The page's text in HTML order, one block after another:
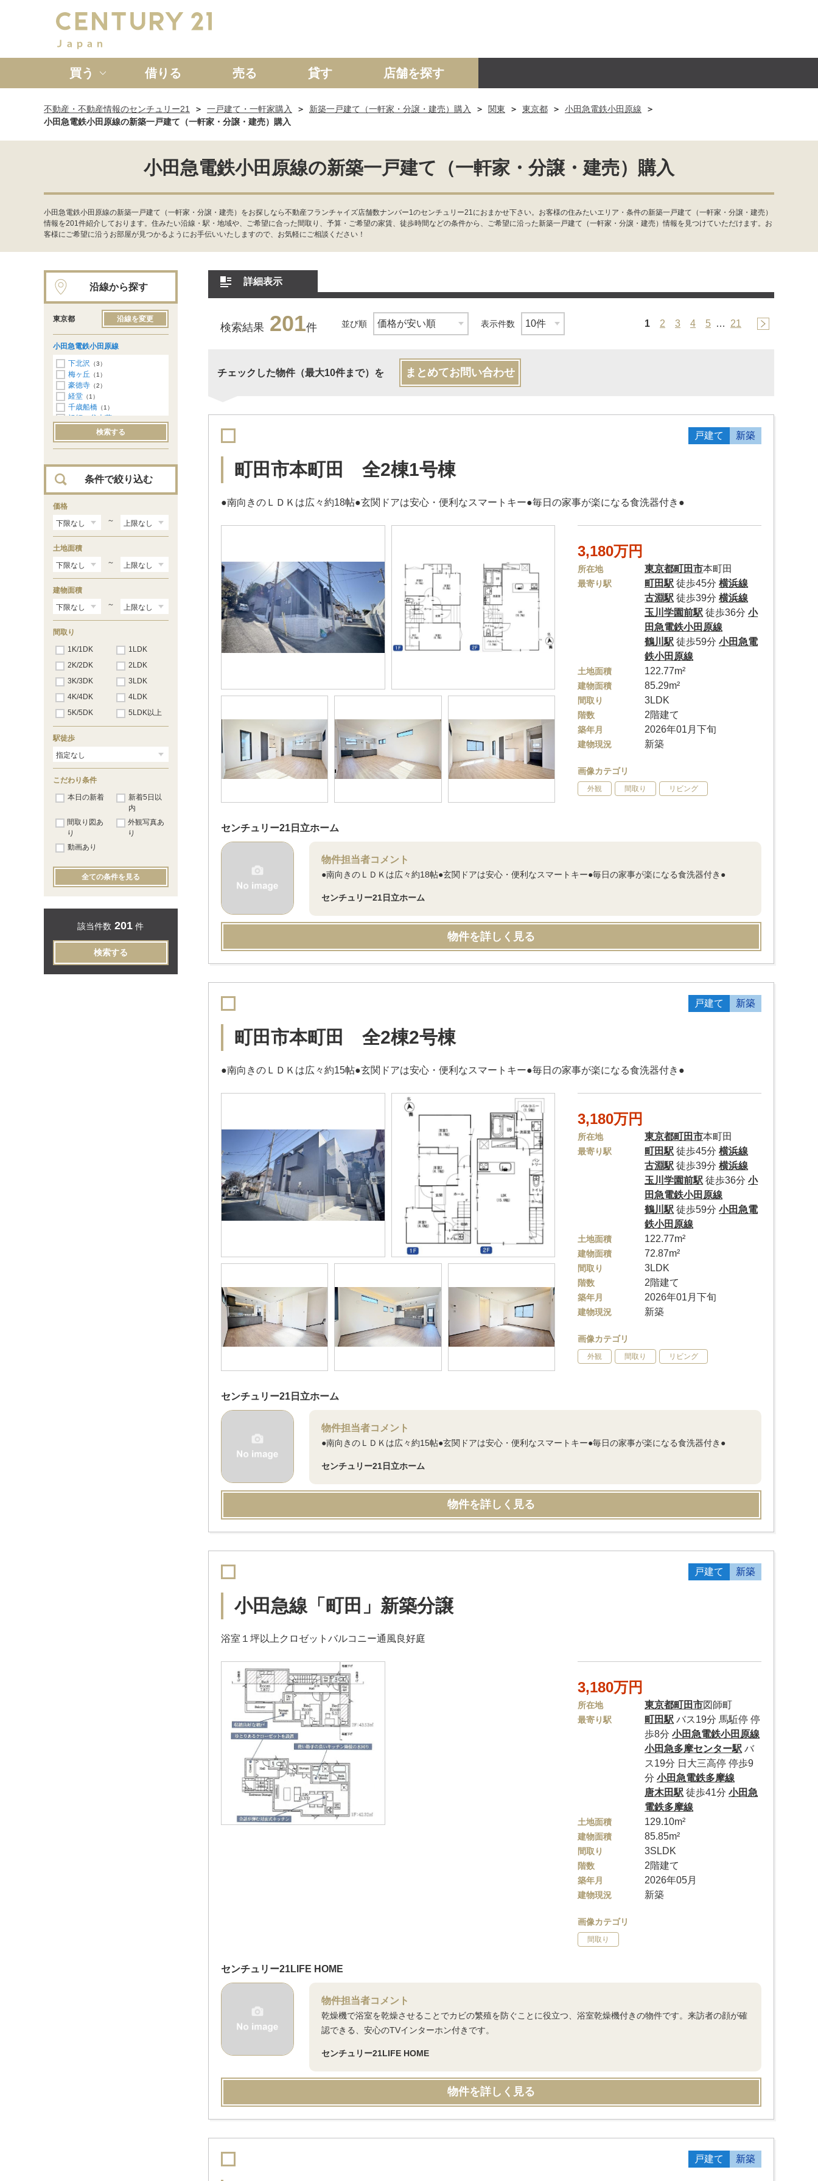
買う
新築一戸建て 中古一戸建て マンション 土地 事業投資用
借りる 売る 貸す 店舗を探す
不動産・不動産情報のセンチュリー21 一戸建て・一軒家購入 新築一戸建て（一軒家・分譲・建売）購入 関東 東京都
小田急電鉄小田原線
小田急電鉄小田原線の新築一戸建て（一軒家・分譲・建売）購入
小田急電鉄小田原線の新築一戸建て（一軒家・分譲・建売）購入
小田急電鉄小田原線の新築一戸建て（一軒家・分譲・建売）をお探しなら不動産フランチャイズ店舗数ナンバー1のセンチュリー21におまかせ下さい。お客様の住みたいエリア・条件の新築一戸建て（一軒家・分譲・建売）
情報を201件紹介しております。住みたい沿線・駅・地域や、ご希望に合った間取り、予算・ご希望の家賃、徒歩時間などの条件から、ご希望に沿った新築一戸建て（一軒家・分譲・建売）情報を見つけていただけます。お
客様にご希望に沿うお部屋が見つかるようにお手伝いいたしますので、お気軽にご相談ください！
詳細表示
検索結果 201件 並び順 表示件数 1 2 3 4 5 … 21
チェックした物件（最大10件まで）を まとめてお問い合わせ
戸建て 新築
町田市本町田 全2棟1号棟
●南向きのＬＤＫは広々約18帖●玄関ドアは安心・便利なスマートキー●毎日の家事が楽になる食洗器付き●
3,180万円
所在地 東京都町田市本町田
最寄り駅 町田駅 徒歩45分横浜線
古淵駅 徒歩39分横浜線
玉川学園前駅 徒歩36分小
田急電鉄小田原線
鶴川駅 徒歩59分小田急電
鉄小田原線
土地面積 122.77m²
建物面積 85.29m²
間取り 3LDK
階数 2階建て
築年月 2026年01月下旬
建物現況 新築
画像カテゴリ
外観 間取り リビング
センチュリー21日立ホーム
物件担当者コメント
●南向きのＬＤＫは広々約18帖●玄関ドアは安心・便利なスマートキー●毎日の家事が楽になる食洗器付き●
センチュリー21日立ホーム
物件を詳しく見る
戸建て 新築
町田市本町田 全2棟2号棟
●南向きのＬＤＫは広々約15帖●玄関ドアは安心・便利なスマートキー●毎日の家事が楽になる食洗器付き●
3,180万円
所在地 東京都町田市本町田
最寄り駅 町田駅 徒歩45分横浜線
古淵駅 徒歩39分横浜線
玉川学園前駅 徒歩36分小
田急電鉄小田原線
鶴川駅 徒歩59分小田急電
鉄小田原線
土地面積 122.77m²
建物面積 72.87m²
間取り 3LDK
階数 2階建て
築年月 2026年01月下旬
建物現況 新築
画像カテゴリ
外観 間取り リビング
センチュリー21日立ホーム
物件担当者コメント
●南向きのＬＤＫは広々約15帖●玄関ドアは安心・便利なスマートキー●毎日の家事が楽になる食洗器付き●
センチュリー21日立ホーム
物件を詳しく見る
戸建て 新築
小田急線「町田」新築分譲
浴室１坪以上クロゼットバルコニー通風良好庭
3,180万円
所在地 東京都町田市図師町
最寄り駅 町田駅 バス19分 馬駈停 停
歩8分小田急電鉄小田原線
小田急多摩センター駅 バ
ス19分 日大三高停 停歩9
分小田急電鉄多摩線
唐木田駅 徒歩41分小田急
電鉄多摩線
土地面積 129.10m²
建物面積 85.85m²
間取り 3SLDK
階数 2階建て
築年月 2026年05月
建物現況 新築
画像カテゴリ
間取り
センチュリー21LIFE HOME
物件担当者コメント
乾燥機で浴室を乾燥させることでカビの繁殖を防ぐことに役立つ、浴室乾燥機付きの物件です。来訪者の顔が確
認できる、安心のTVインターホン付きです。
センチュリー21LIFE HOME
物件を詳しく見る
戸建て 新築
沿線から探す
東京都 沿線を変更
小田急電鉄小田原線
下北沢 （3）
梅ヶ丘 （1）
豪徳寺 （2）
経堂 （1）
千歳船橋 （1）
祖師ヶ谷大蔵
成城学園前（3）
喜多見（3）
狛江（3）
（116）
玉川学園前 （135）
町田（189）
検索する
条件で絞り込む
価格
～
土地面積
～
建物面積
～
間取り
1K/1DK
1LDK
2K/2DK
2LDK
3K/3DK
3LDK
4K/4DK
4LDK
5K/5DK
5LDK以上
駅徒歩
こだわり条件
本日の新着
新着5日以
内
間取り図あ
り
外観写真あ
り
動画あり
全ての条件を見る
該当件数 201 件
検索する